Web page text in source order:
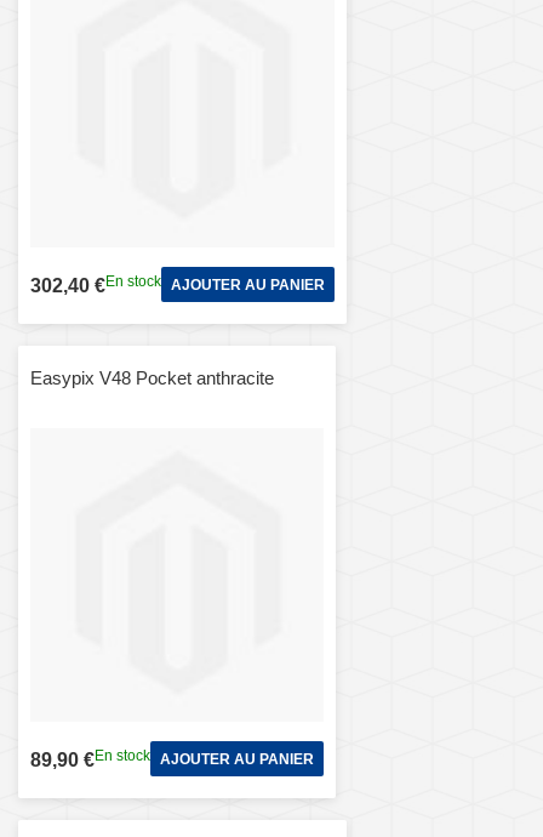
302,40 €En stock AJOUTER AU PANIER
Easypix V48 Pocket anthracite
89,90 €En stock AJOUTER AU PANIER